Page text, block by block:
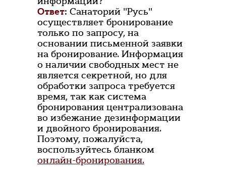
Ответ: Санаторий "Русь"
осуществляет бронирование
только по запросу, на
основании письменной заявки
на бронирование. Информация
о наличии свободных мест не
является секретной, но для
обработки запроса требуется
время, так как система
бронирования централизована
во избежание дезинформации
и двойного бронирования.
Поэтому, пожалуйста,
воспользуйтесь бланком
онлайн-бронирования.